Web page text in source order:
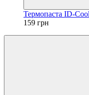
Термопаста ID-
159 грн